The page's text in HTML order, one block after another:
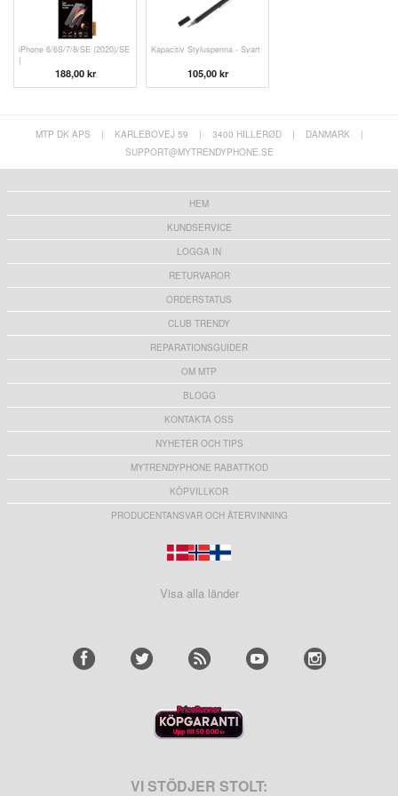
iPhone 6/6S/7/8/SE (2020)/SE
(
188,00 kr
Kapacitiv Styluspenna - Svart
105,00 kr
MTP DK APS | KARLEBOVEJ 59 | 3400 HILLERØD | DANMARK
|
SUPPORT@MYTRENDYPHONE.SE
HEM
KUNDSERVICE
LOGGA IN
RETURVAROR
ORDERSTATUS
CLUB TRENDY
REPARATIONSGUIDER
OM MTP
BLOGG
KONTAKTA OSS
NYHETER OCH TIPS
MYTRENDYPHONE RABATTKOD
KÖPVILLKOR
PRODUCENTANSVAR OCH ÅTERVINNING
Visa alla länder
VI STÖDJER STOLT: